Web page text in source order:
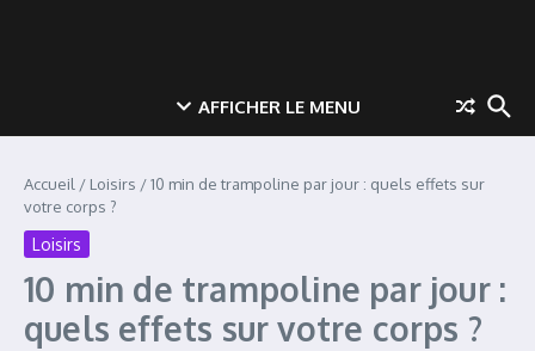
AFFICHER LE MENU
Accueil / Loisirs /10 min de trampoline par jour : quels effets sur
votre corps ?
Loisirs
10 min de trampoline par jour :
quels effets sur votre corps ?